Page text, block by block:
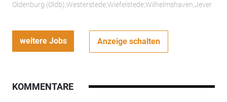
Oldenburg (Oldb);Westerstede;Wiefelstede;Wilhelmshaven;Jever
weitere Jobs Anzeige schalten
KOMMENTARE